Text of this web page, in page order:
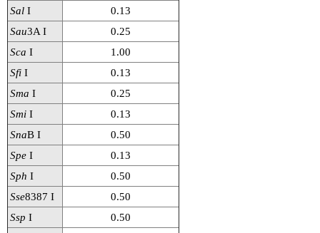
Sal I
0.13
Sau3A I
0.25
Sca I
1.00
Sfi I
0.13
Sma I
0.25
Smi I
0.13
SnaB I
0.50
Spe I
0.13
Sph I
0.50
Sse8387 I
0.50
Ssp I
0.50